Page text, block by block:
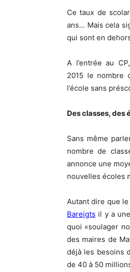
Ce taux de
ans… Mais cela
qui sont en
A l’entrée au
2015 le nombre
l’école sans
Des classes, des
Sans même
nombre de
annonce une
nouvelles écoles
Autant dire que
Bareigts il y a
quoi «soulager
des maires de
déjà les besoins
de 40 à 50